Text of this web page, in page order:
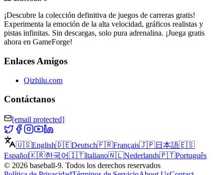
¡Descubre la colección definitiva de juegos de carreras gratis!
Experimenta la emoción de la alta velocidad, gráficos realistas y
pistas infinitas. Sin descargas, solo pura adrenalina. ¡Juega gratis
ahora en GameForge!
Enlaces Amigos
Qizhilu.com
Contáctanos
[email protected]
🇺🇸English🇩🇪Deutsch🇫🇷Français🇯🇵日本語🇪🇸
Español🇰🇷한국어🇮🇹Italiano🇳🇱Nederlands🇵🇹Português
© 2026 baseball-9. Todos los derechos reservados